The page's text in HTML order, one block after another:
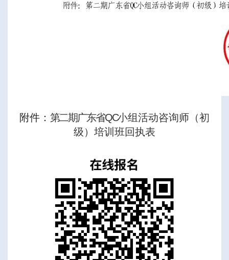
附件： 第二期广东省QC小组活动咨询师（初
级）培训班回执表